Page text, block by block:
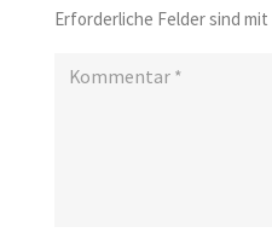
Erforderliche Felder sind mit